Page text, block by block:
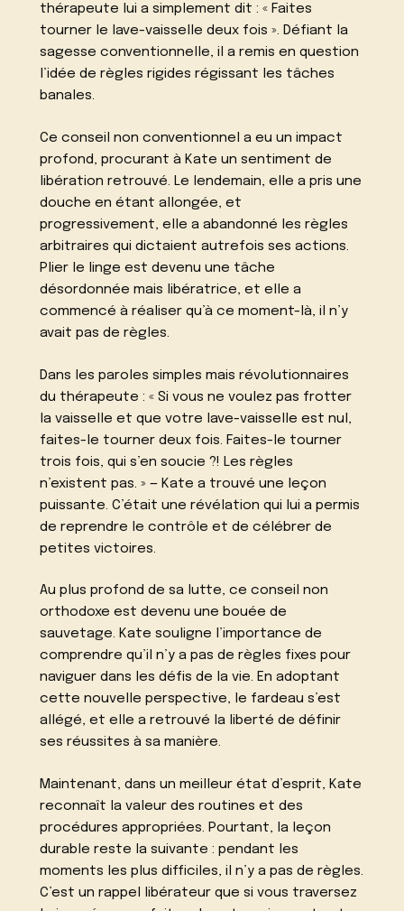
thérapeute lui a simplement dit : « Faites
tourner le lave-vaisselle deux fois ». Défiant la
sagesse conventionnelle, il a remis en question
l’idée de règles rigides régissant les tâches
banales.
Ce conseil non conventionnel a eu un impact
profond, procurant à Kate un sentiment de
libération retrouvé. Le lendemain, elle a pris une
douche en étant allongée, et
progressivement, elle a abandonné les règles
arbitraires qui dictaient autrefois ses actions.
Plier le linge est devenu une tâche
désordonnée mais libératrice, et elle a
commencé à réaliser qu’à ce moment-là, il n’y
avait pas de règles.
Dans les paroles simples mais révolutionnaires
du thérapeute : « Si vous ne voulez pas frotter
la vaisselle et que votre lave-vaisselle est nul,
faites-le tourner deux fois. Faites-le tourner
trois fois, qui s’en soucie ?! Les règles
n’existent pas. » — Kate a trouvé une leçon
puissante. C’était une révélation qui lui a permis
de reprendre le contrôle et de célébrer de
petites victoires.
Au plus profond de sa lutte, ce conseil non
orthodoxe est devenu une bouée de
sauvetage. Kate souligne l’importance de
comprendre qu’il n’y a pas de règles fixes pour
naviguer dans les défis de la vie. En adoptant
cette nouvelle perspective, le fardeau s’est
allégé, et elle a retrouvé la liberté de définir
ses réussites à sa manière.
Maintenant, dans un meilleur état d’esprit, Kate
reconnaît la valeur des routines et des
procédures appropriées. Pourtant, la leçon
durable reste la suivante : pendant les
moments les plus difficiles, il n’y a pas de règles.
C’est un rappel libérateur que si vous traversez